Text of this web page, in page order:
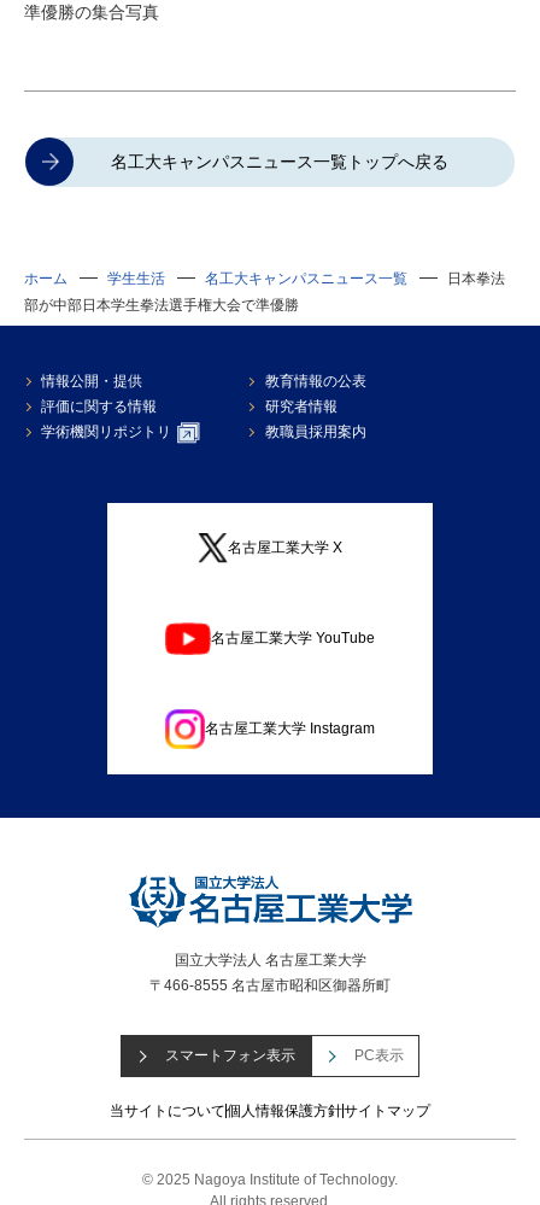
準優勝の集合写真
名工大キャンパスニュース一覧トップへ戻る
ホーム 学生生活 名工大キャンパスニュース一覧
日本拳法
部が中部日本学生拳法選手権大会で準優勝
情報公開・提供
教育情報の公表
評価に関する情報
研究者情報
学術機関リポジトリ
教職員採用案内
名古屋工業大学 X
名古屋工業大学 YouTube
名古屋工業大学 Instagram
国立大学法人 名古屋工業大学
〒466-8555 名古屋市昭和区御器所町
スマートフォン表示 PC表示
当サイトについて個人情報保護方針サイトマップ
© 2025 Nagoya Institute of Technology.
All rights reserved.